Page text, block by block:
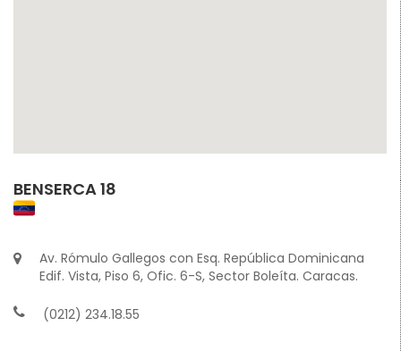
BENSERCA 18
Av. Rómulo Gallegos con Esq. República Dominicana
Edif. Vista, Piso 6, Ofic. 6-S, Sector Boleíta. Caracas.
(0212) 234.18.55